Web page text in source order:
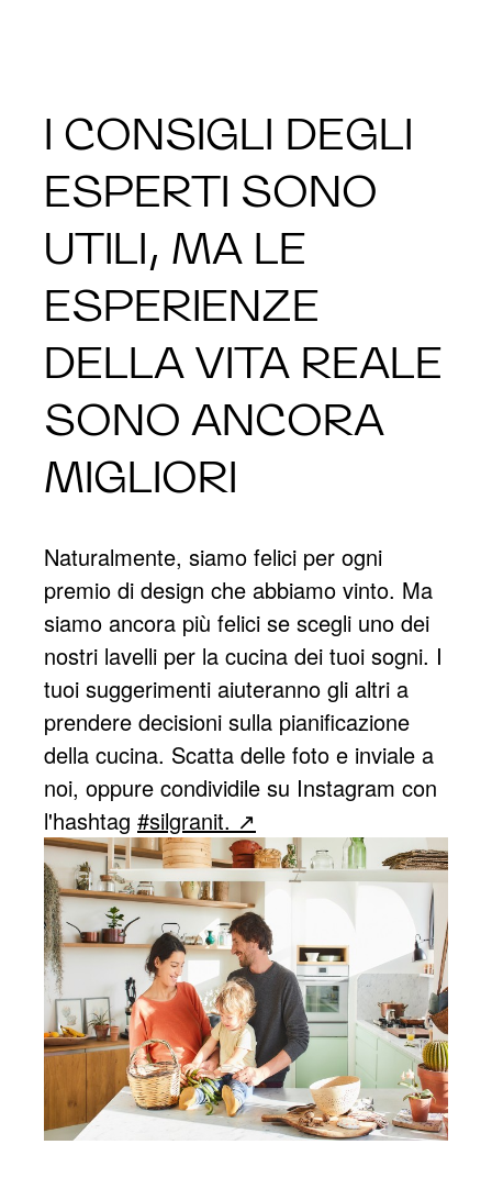
I CONSIGLI DEGLI
ESPERTI SONO
UTILI, MA LE
ESPERIENZE
DELLA VITA REALE
SONO ANCORA
MIGLIORI
Naturalmente, siamo felici per ogni
premio di design che abbiamo vinto. Ma
siamo ancora più felici se scegli uno dei
nostri lavelli per la cucina dei tuoi sogni. I
tuoi suggerimenti aiuteranno gli altri a
prendere decisioni sulla pianificazione
della cucina. Scatta delle foto e inviale a
noi, oppure condividile su Instagram con
l'hashtag #silgranit.